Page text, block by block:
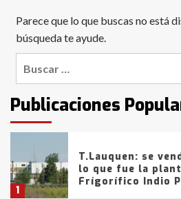
Parece que lo que buscas no está
búsqueda te ayude.
Publicaciones
6
con lluvias y
de la provincia
intentaron evadir
fueron detenidos
comercialización
tarde del sábado
1
T.Lauquen: se
lo que fue la
Frígorífico Indio